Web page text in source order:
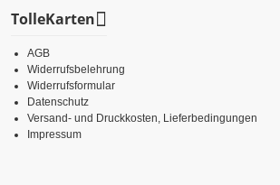
TolleKarten
AGB
Widerrufsbelehrung
Widerrufsformular
Datenschutz
Versand- und Druckkosten, Lieferbedingungen
Impressum